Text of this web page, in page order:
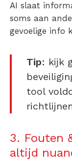
AI slaat
soms aan
gevoelige info
Tip: kijk
tool
3. Fouten
altijd